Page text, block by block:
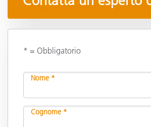
* = Obbligatorio
Nome *
Cognome *